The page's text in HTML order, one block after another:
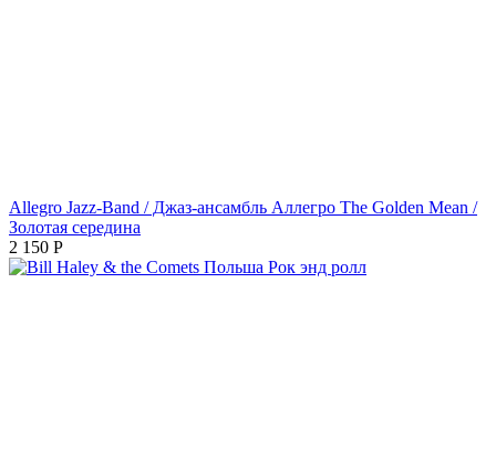
Allegro Jazz-Band / Джаз-ансамбль Аллегро The Golden Mean /
Золотая середина
2 150 Р